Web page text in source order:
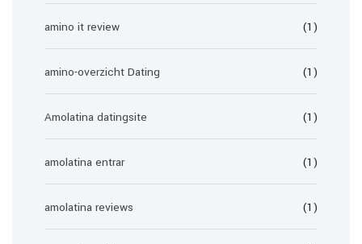
amino it review (1)
amino-overzicht Dating (1)
Amolatina datingsite (1)
amolatina entrar (1)
amolatina reviews (1)